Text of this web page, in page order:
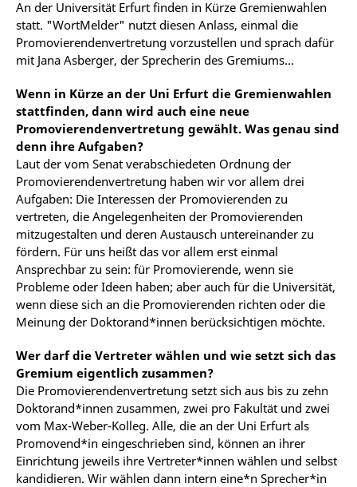
An der Universität Erfurt finden in Kürze Gremienwahlen
statt. "WortMelder" nutzt diesen Anlass, einmal die
Promovierendenvertretung vorzustellen und sprach dafür
mit Jana Asberger, der Sprecherin des Gremiums...
Wenn in Kürze an der Uni Erfurt die Gremienwahlen
stattfinden, dann wird auch eine neue
Promovierendenvertretung gewählt. Was genau sind
denn ihre Aufgaben?
Laut der vom Senat verabschiedeten Ordnung der
Promovierendenvertretung haben wir vor allem drei
Aufgaben: Die Interessen der Promovierenden zu
vertreten, die Angelegenheiten der Promovierenden
mitzugestalten und deren Austausch untereinander zu
fördern. Für uns heißt das vor allem erst einmal
Ansprechbar zu sein: für Promovierende, wenn sie
Probleme oder Ideen haben; aber auch für die Universität,
wenn diese sich an die Promovierenden richten oder die
Meinung der Doktorand*innen berücksichtigen möchte.
Wer darf die Vertreter wählen und wie setzt sich das
Gremium eigentlich zusammen?
Die Promovierendenvertretung setzt sich aus bis zu zehn
Doktorand*innen zusammen, zwei pro Fakultät und zwei
vom Max-Weber-Kolleg. Alle, die an der Uni Erfurt als
Promovend*in eingeschrieben sind, können an ihrer
Einrichtung jeweils ihre Vertreter*innen wählen und selbst
kandidieren. Wir wählen dann intern eine*n Sprecher*in